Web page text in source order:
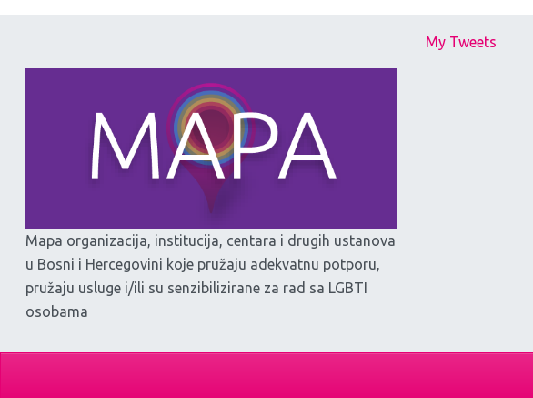
Mapa organizacija, institucija, centara i drugih ustanova
u Bosni i Hercegovini koje pružaju adekvatnu potporu,
pružaju usluge i/ili su senzibilizirane za rad sa LGBTI
osobama
My Tweets